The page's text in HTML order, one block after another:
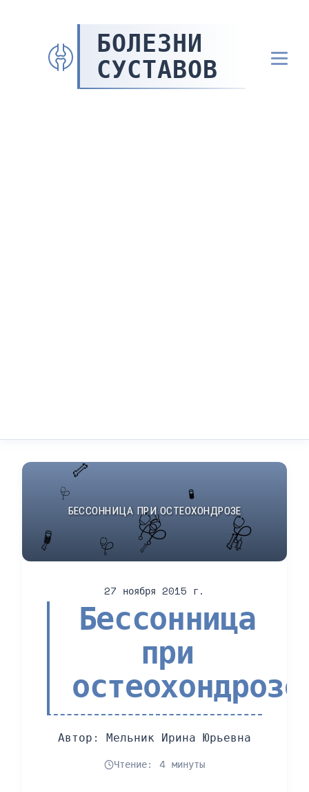
БОЛЕЗНИ
СУСТАВОВ
27 ноября 2015 г.
Бессонница
при
остеохондрозе
Автор: Мельник Ирина Юрьевна
Чтение: 4 минуты